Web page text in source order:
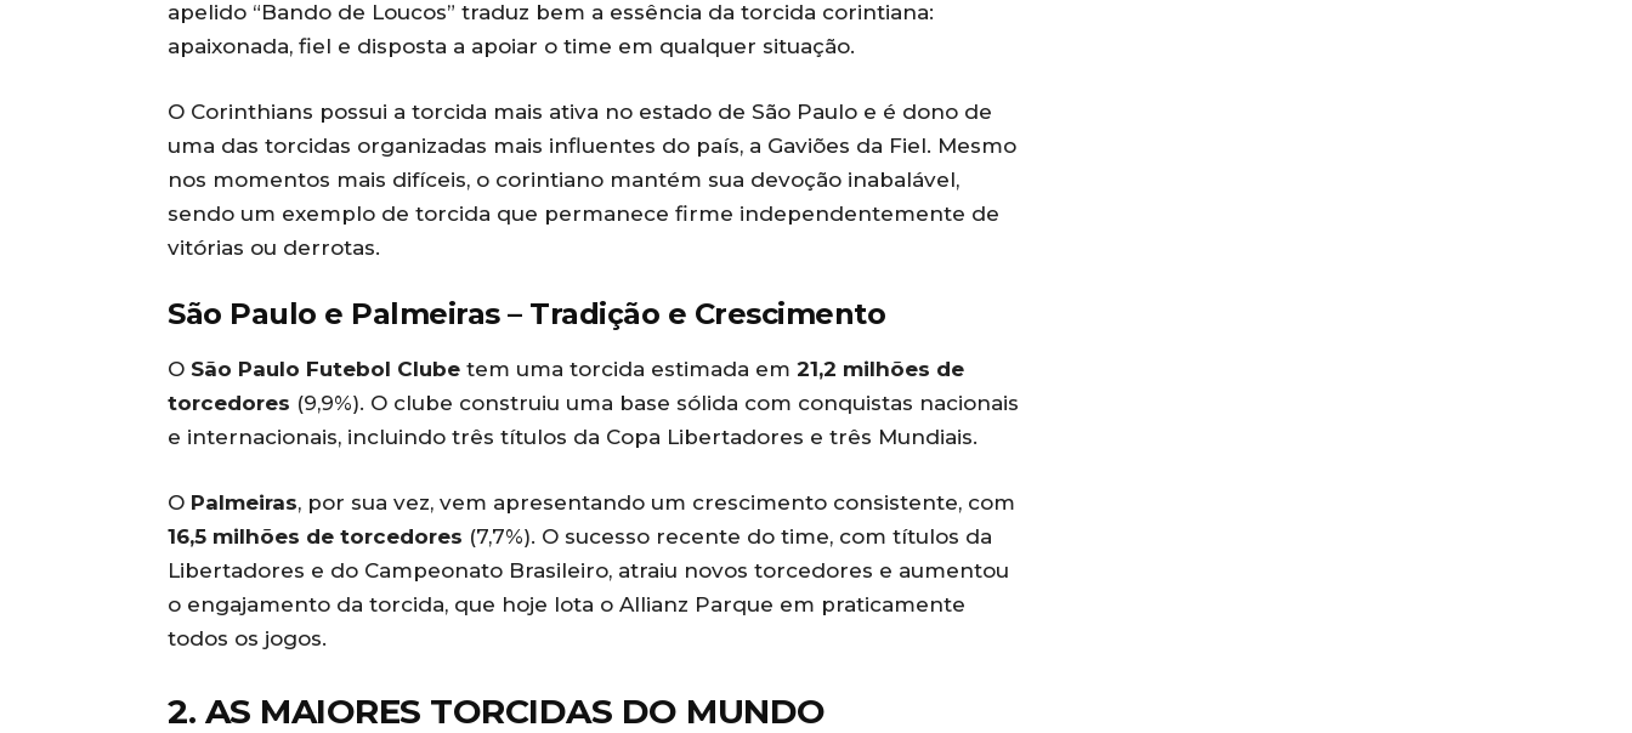
apelido “Bando de Loucos” traduz bem a essência da torcida corintiana:
apaixonada, fiel e disposta a apoiar o time em qualquer situação.
O Corinthians possui a torcida mais ativa no estado de São Paulo e é dono de
uma das torcidas organizadas mais influentes do país, a Gaviões da Fiel. Mesmo
nos momentos mais difíceis, o corintiano mantém sua devoção inabalável,
sendo um exemplo de torcida que permanece firme independentemente de
vitórias ou derrotas.
São Paulo e Palmeiras – Tradição e Crescimento
O São Paulo Futebol Clube tem uma torcida estimada em 21,2 milhões de
torcedores (9,9%). O clube construiu uma base sólida com conquistas nacionais
e internacionais, incluindo três títulos da Copa Libertadores e três Mundiais.
O Palmeiras, por sua vez, vem apresentando um crescimento consistente, com
16,5 milhões de torcedores (7,7%). O sucesso recente do time, com títulos da
Libertadores e do Campeonato Brasileiro, atraiu novos torcedores e aumentou
o engajamento da torcida, que hoje lota o Allianz Parque em praticamente
todos os jogos.
2. AS MAIORES TORCIDAS DO MUNDO